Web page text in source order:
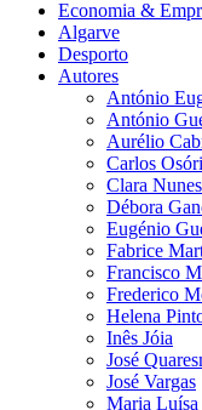
Economia &
Algarve
Desporto
Autores
António
António
Aurélio
Carlos
Clara Nunes
Débora
Eugénio
Fabrice
Francisco
Frederico
Helena
Inês Jóia
José
José Vargas
Maria